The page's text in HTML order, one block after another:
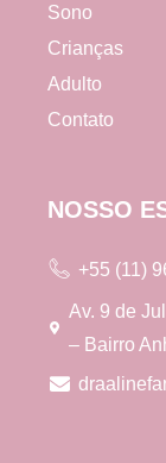
Sono
Crianças
Adulto
Contato
NOSSO
+55 (11)
Av. 9 de
– Bairro